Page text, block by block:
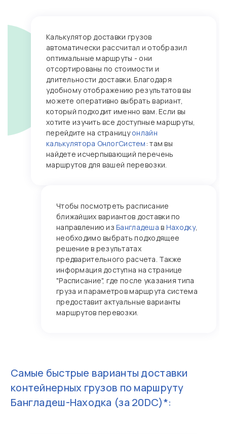
Калькулятор доставки грузов
автоматически рассчитал и отобразил
оптимальные маршруты - они
отсортированы по стоимости и
длительности доставки. Благодаря
удобному отображению результатов вы
можете оперативно выбрать вариант,
который подходит именно вам. Если вы
хотите изучить все доступные маршруты,
перейдите на страницуонлайн
калькулятора ОнлогСистем: там вы
найдете исчерпывающий перечень
маршрутов для вашей перевозки.
Чтобы посмотреть расписание
ближайших вариантов доставки по
направлению изБангладеша в Находку,
необходимо выбрать подходящее
решение в результатах
предварительного расчета. Также
информация доступна на странице
"Расписание", где после указания типа
груза и параметров маршрута система
предоставит актуальные варианты
маршрутов перевозки.
Самые быстрые варианты доставки
контейнерных грузов по маршруту
Бангладеш-Находка (за 20DC)*: